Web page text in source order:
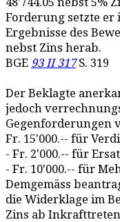
Forderung setzte er
Ergebnisse des
nebst Zins herab.
BGE 93 II 317S. 319
Der Beklagte
jedoch
Gegenforderungen
Fr. 15'000.-- für
- Fr. 2'000.-- für
- Fr. 10'000.-- für
Demgemäss
die Widerklage im
Zins ab